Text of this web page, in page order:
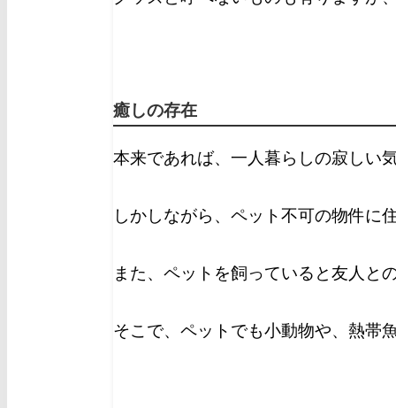
癒しの存在
本来であれば、一人暮らしの寂しい
しかしながら、ペット不可の物件に
また、ペットを飼っていると友人と
そこで、ペットでも小動物や、熱帯